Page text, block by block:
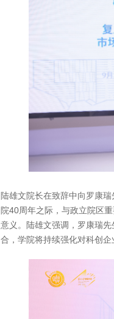
陆雄文院长在致辞中向罗康
院40周年之际，与政立院区
意义。陆雄文强调，罗康瑞
合，学院将持续强化对科创企